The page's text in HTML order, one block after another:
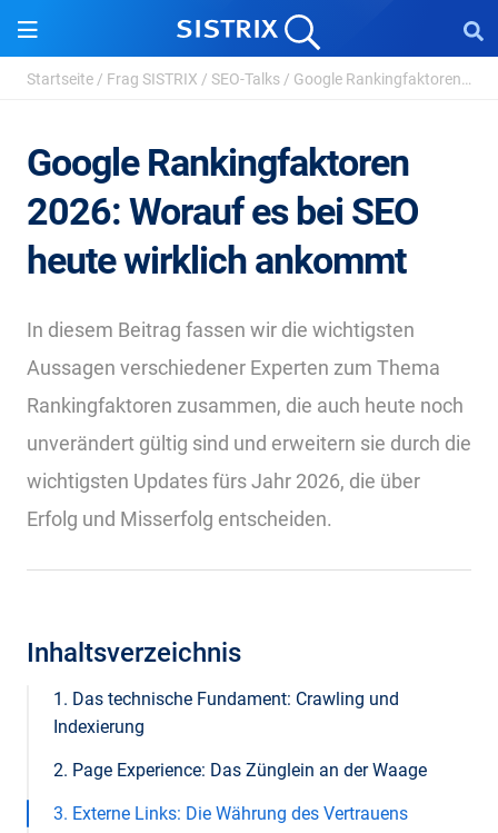
Startseite / Frag SISTRIX / SEO-Talks / Google Rankingfaktoren 2026
Google Rankingfaktoren
2026: Worauf es bei SEO
heute wirklich ankommt
In diesem Beitrag fassen wir die wichtigsten
Aussagen verschiedener Experten zum Thema
Rankingfaktoren zusammen, die auch heute noch
unverändert gültig sind und erweitern sie durch die
wichtigsten Updates fürs Jahr 2026, die über
Erfolg und Misserfolg entscheiden.
Inhaltsverzeichnis
1. Das technische Fundament: Crawling und
Indexierung
2. Page Experience: Das Zünglein an der Waage
3. Externe Links: Die Währung des Vertrauens